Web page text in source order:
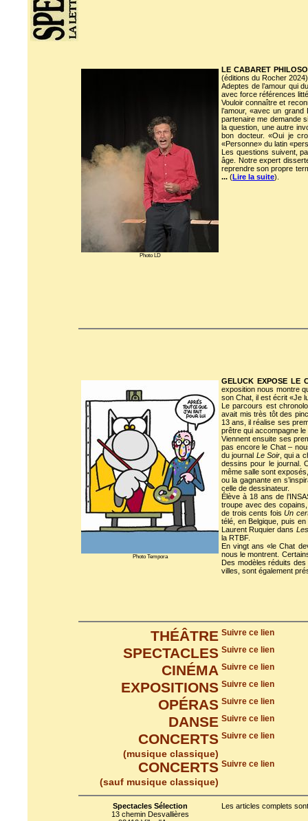
Photo LD
LE CABARET
(éditions du Rocher
Adeptes de l’amour qui
avec force références
Vouloir connaître et
l’amour, «avec un
partenaire me demande
la question, une autre
bon docteur. «Oui je
«Personne» du latin
Les questions suivent,
âge. Notre expert
reprendre son propre
... (Lire la suite).
Photo Tempora
GELUCK EXPOSE LE
exposition nous montre
son Chat, il est écrit «Je
Le parcours est
avait mis très tôt des
13 ans, il réalise ses
prêtre qui accompagne
Viennent ensuite ses
pas encore le Chat –
du journal Le Soir, qui a
dessins pour le journal.
même salle sont
ou la gagnante en
celle de dessinateur.
Élève à 18 ans de
troupe avec des copains,
de trois cents foisUn
télé, en Belgique, puis
Laurent Ruquier dans
la RTBF.
En vingt ans «le Chat
nous le montrent.
Des modèles réduits
villes, sont également
THÉÂTRE Suivre ce lien
SPECTACLES Suivre ce lien
CINÉMA Suivre ce lien
EXPOSITIONS Suivre ce lien
OPÉRAS Suivre ce lien
DANSE Suivre ce lien
CONCERTS
(musique classique)
Suivre ce lien
CONCERTS
(sauf musique classique)
Suivre ce lien
Spectacles Sélection
13 chemin Desvallières
Les articles complets